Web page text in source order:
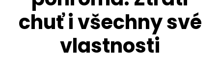
chuť i všechny své
vlastnosti